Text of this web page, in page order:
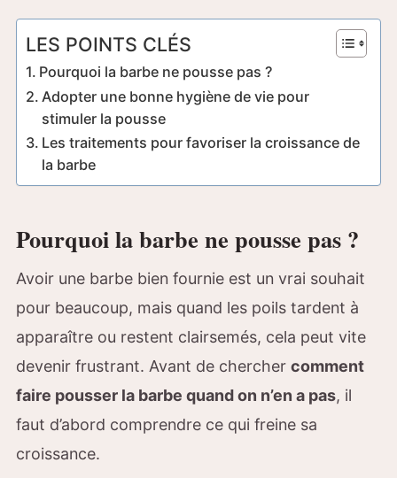
LES POINTS CLÉS
Pourquoi la barbe ne pousse pas ?
Adopter une bonne hygiène de vie pour
stimuler la pousse
Les traitements pour favoriser la croissance de
la barbe
Pourquoi la barbe ne pousse pas ?
Avoir une barbe bien fournie est un vrai souhait
pour beaucoup, mais quand les poils tardent à
apparaître ou restent clairsemés, cela peut vite
devenir frustrant. Avant de chercher comment
faire pousser la barbe quand on n’en a pas, il
faut d’abord comprendre ce qui freine sa
croissance.